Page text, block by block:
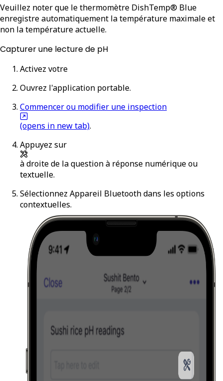
Veuillez noter que le thermomètre DishTemp® Blue
enregistre automatiquement la température maximale et
non la température actuelle.
Capturer une lecture de pH
Activez votre
Ouvrez l'application portable.
Commencer ou modifier une inspection
(opens in new tab).
Appuyez sur
à droite de la question à réponse numérique ou
textuelle.
Sélectionnez Appareil Bluetoothdans les options
contextuelles.